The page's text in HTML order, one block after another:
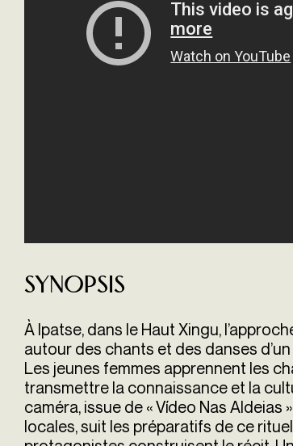
Synopsis
À Ipatse, dans le Haut Xingu,
autour des chants et des danses
Les jeunes femmes apprennent les
transmettre la connaissance et la
caméra, issue de « Vídeo Nas
locales, suit les préparatifs de ce